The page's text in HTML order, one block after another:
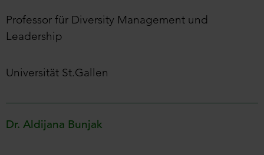
Professor für Diversity Management und
Leadership
Universität St.Gallen
Dr. Aldijana Bunjak